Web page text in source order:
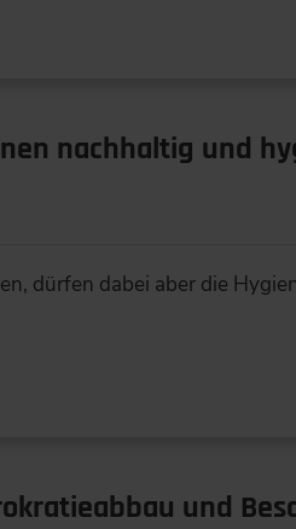
nachhaltig und
dürfen dabei aber die
und